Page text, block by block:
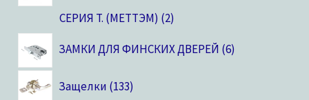
CЕРИЯ T. (МЕТТЭМ) 2
ЗАМКИ ДЛЯ ФИНСКИХ ДВЕРЕЙ 6
Защелки 133